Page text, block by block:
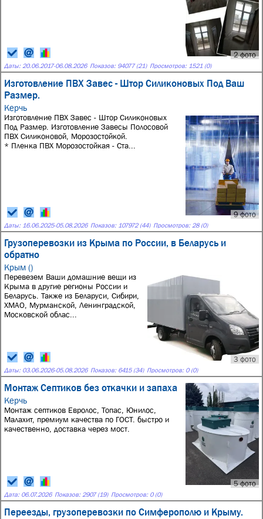
2 фото
Даты: 20.06.2017-06.08.2026 Показов: 94077 (21) Просмотров: 1521 (0)
Изготовление ПВХ Завес - Штор Силиконовых Под Ваш
Размер.
Керчь
9 фото
Изготовление ПВХ Завес - Штор Силиконовых
Под Размер. Изготовление Завесы Полосовой
ПВХ Силиконовой, Морозостойкой.
* Пленка ПВХ Морозостойкая - Ста...
Даты: 16.06.2025-05.08.2026 Показов: 107972 (44) Просмотров: 28 (0)
Грузоперевозки из Крыма по России, в Беларусь и
обратно
Крым ()
3 фото
Перевезем Ваши домашние вещи из
Крыма в другие регионы России и
Беларусь. Также из Беларуси, Сибири,
ХМАО, Мурманской, Ленинградской,
Московской облас...
Даты: 03.06.2026-05.08.2026 Показов: 6415 (34) Просмотров: 0 (0)
Монтаж Септиков без откачки и запаха
Керчь
5 фото
Монтаж септиков Евролос, Топас, Юнилос,
Малахит, премиум качества по ГОСТ. быстро и
качественно, доставка через мост.
Дата: 06.07.2026 Показов: 2907 (19) Просмотров: 0 (0)
Переезды, грузоперевозки по Симферополю и Крыму.